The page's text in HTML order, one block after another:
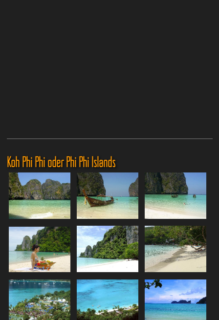
Koh Phi Phi oder Phi Phi Islands